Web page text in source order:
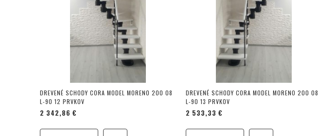
DREVENÉ SCHODY CORA MODEL MORENO 200 08
L-90 12 PRVKOV
2 342,86 €
DREVENÉ SCHODY CORA MODEL MORENO 200 08
L-90 13 PRVKOV
2 533,33 €